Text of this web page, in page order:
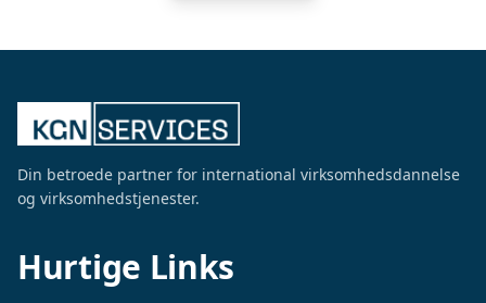
Din betroede partner for international virksomhedsdannelse
og virksomhedstjenester.
Hurtige Links